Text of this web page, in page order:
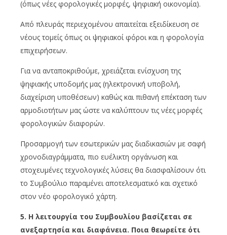
(όπως νέες φορολογικές μορφές, ψηφιακή οικονομία).
Από πλευράς περιεχομένου απαιτείται εξειδίκευση σε
νέους τομείς όπως οι ψηφιακοί φόροι και η φορολογία
επιχειρήσεων.
Για να ανταποκριθούμε, χρειάζεται ενίσχυση της
ψηφιακής υποδομής μας (ηλεκτρονική υποβολή,
διαχείριση υποθέσεων) καθώς και πιθανή επέκταση των
αρμοδιοτήτων μας ώστε να καλύπτουν τις νέες μορφές
φορολογικών διαφορών.
Προσαρμογή των εσωτερικών μας διαδικασιών με σαφή
χρονοδιαγράμματα, πιο ευέλικτη οργάνωση και
στοχευμένες τεχνολογικές λύσεις θα διασφαλίσουν ότι
το Συμβούλιο παραμένει αποτελεσματικό και σχετικό
στον νέο φορολογικό χάρτη.
5. Η λειτουργία του Συμβουλίου βασίζεται σε
ανεξαρτησία και διαφάνεια. Ποια θεωρείτε ότι